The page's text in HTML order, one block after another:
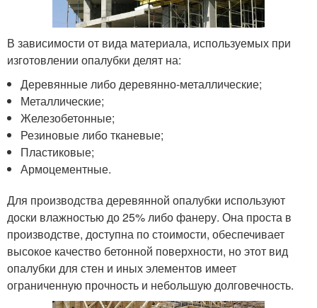
В зависимости от вида материала, используемых при
изготовлении опалубки делят на:
Деревянные либо деревянно-металлические;
Металлические;
Железобетонные;
Резиновые либо тканевые;
Пластиковые;
Армоцементные.
Для производства деревянной опалубки используют
доски влажностью до 25% либо фанеру. Она проста в
производстве, доступна по стоимости, обеспечивает
высокое качество бетонной поверхности, но этот вид
опалубки для стен и иных элементов имеет
ограниченную прочность и небольшую долговечность.